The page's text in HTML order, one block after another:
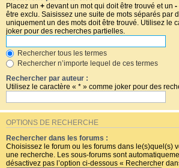
Placez un + devant un mot qui doit être trouvé et un -
être exclu. Saisissez une suite de mots séparés par
uniquement un des mots doit être trouvé. Utilisez le
joker pour des recherches partielles.
Rechercher tous les termes
Rechercher n’importe lequel de ces termes
Rechercher par auteur :
Utilisez le caractère « * » comme joker pour des
OPTIONS DE RECHERCHE
Rechercher dans les forums :
Choisissez le forum ou les forums dans le(s)quel(s)
une recherche. Les sous-forums sont
désactivez pas l’option ci-dessous « Rechercher